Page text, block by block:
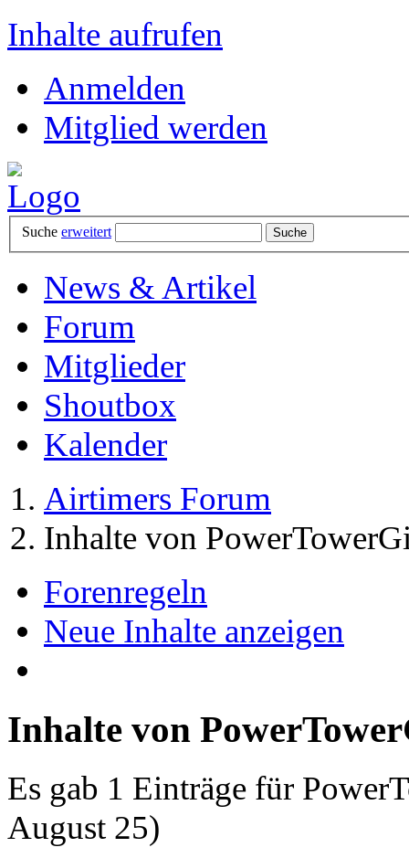
Inhalte aufrufen
Anmelden
Mitglied werden
Suche erweitert
News & Artikel
Forum
Mitglieder
Shoutbox
Kalender
Airtimers Forum
Inhalte von
Forenregeln
Neue Inhalte anzeigen
Inhalte von
Es gab 1 Einträge für
August 25)